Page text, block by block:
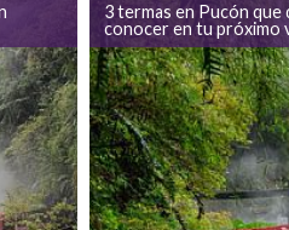
3 termas en Pucón que
conocer en tu próximo